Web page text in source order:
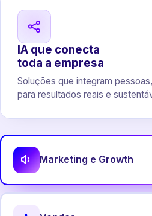
IA que conecta
toda a empresa
Soluções que integram
para resultados reais e
Marketing e Growth